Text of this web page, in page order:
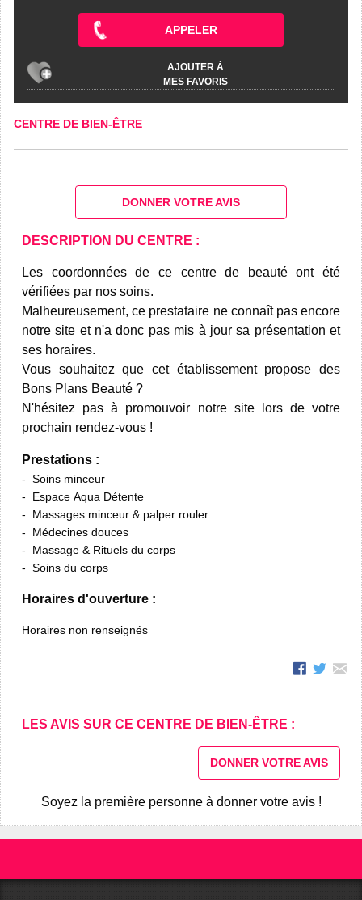
APPELER
AJOUTER À
MES FAVORIS
CENTRE DE BIEN-ÊTRE
DONNER VOTRE AVIS
DESCRIPTION DU CENTRE :
Les coordonnées de ce centre de beauté ont été
vérifiées par nos soins.
Malheureusement, ce prestataire ne connaît pas encore
notre site et n'a donc pas mis à jour sa présentation et
ses horaires.
Vous souhaitez que cet établissement propose des
Bons Plans Beauté ?
N'hésitez pas à promouvoir notre site lors de votre
prochain rendez-vous !
Prestations :
Soins minceur
Espace Aqua Détente
Massages minceur & palper rouler
Médecines douces
Massage & Rituels du corps
Soins du corps
Horaires d'ouverture :
Horaires non renseignés
LES AVIS SUR CE CENTRE DE BIEN-ÊTRE :
DONNER VOTRE AVIS
Soyez la première personne à donner votre avis !